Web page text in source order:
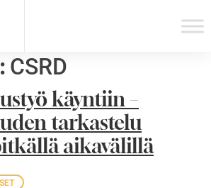
CSRD
käyntiin –
tarkastelu
aikavälillä